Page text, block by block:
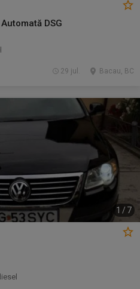
DSG
Bacau, BC
29 jul.
1 / 7